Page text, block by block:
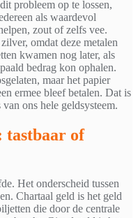
probleem op te lossen,
als waardevol
zout of zelfs vee.
omdat deze metalen
kwamen nog later, als
bedrag kon ophalen.
maar het papier
ermee bleef betalen. Dat is
ons hele geldsysteem.
tastbaar of
Het onderscheid tussen
Chartaal geld is het geld
die door de centrale